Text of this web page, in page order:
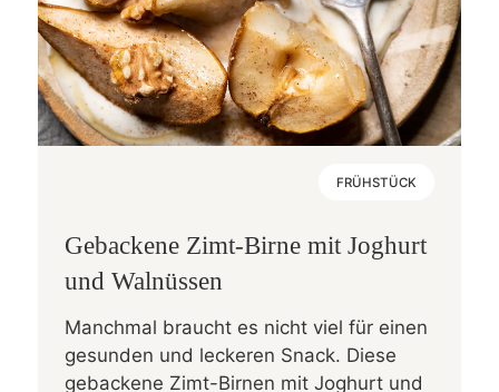
FRÜHSTÜCK
Gebackene Zimt-Birne mit Joghurt
und Walnüssen
Manchmal braucht es nicht viel für einen
gesunden und leckeren Snack. Diese
gebackene Zimt-Birnen mit Joghurt und